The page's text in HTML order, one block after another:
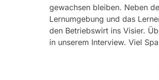
gewachsen bleiben. Neben
Lernumgebung und das
den Betriebswirt ins Visier.
in unserem Interview. Viel